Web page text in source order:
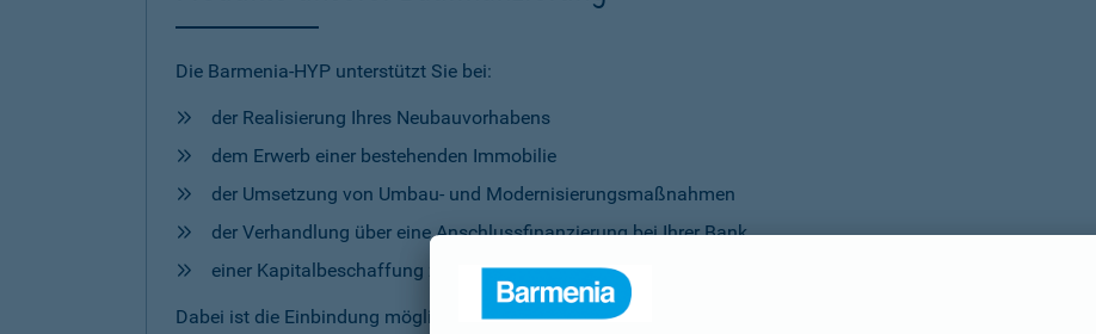
Die Barmenia-HYP unterstützt Sie bei:
der Realisierung Ihres Neubauvorhabens
dem Erwerb einer bestehenden Immobilie
der Umsetzung von Umbau- und Modernisierungsmaßnahmen
der Verhandlung über eine Anschlussfinanzierung bei Ihrer Bank
einer Kapitalbeschaffung zur freien Verwendung
Dabei ist die Einbindung möglicher Fördermittelgenauso selbstverständlich wie die Vereinbarung individueller